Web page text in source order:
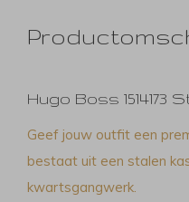
Hugo Boss 1514173
Geef jouw outfit een
bestaat uit een stalen
kwartsgangwerk.